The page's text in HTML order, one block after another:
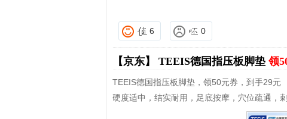
6 0
【京东】 TEEIS德国指压板脚垫领
TEEIS德国指压板脚垫，领50元券，到手29元
硬度适中，结实耐用，足底按摩，穴位疏通，